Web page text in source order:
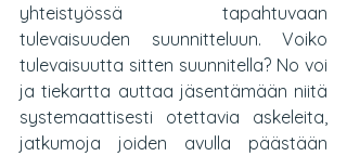
yhteistyössä tapahtuvaan
tulevaisuuden suunnitteluun. Voiko
tulevaisuutta sitten suunnitella? No voi
ja tiekartta auttaa jäsentämään niitä
systemaattisesti otettavia askeleita,
jatkumoja joiden avulla päästään